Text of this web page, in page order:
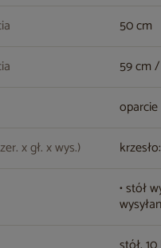
50 cm
59 cm
x gł. x wys.)
• stół